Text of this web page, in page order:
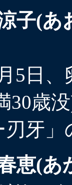
子(あ
5日
30歳
刃牙
恵(あ